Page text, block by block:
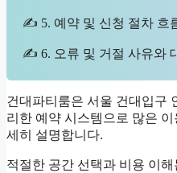
✍ 5. 예약 및 신청 절차 흐
✍ 6. 오류 및 거절 사유와
건대파티룸은 서울 건대입구
리한 예약 시스템으로 많은
세히 설명합니다.
적절한 공간 선택과 비용 이